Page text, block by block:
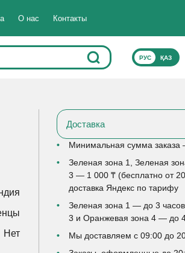
О нас Контакты
ВЫБЕРИТЕ ЯЗЫК
РУС
ҚАЗ
Нет
Доставка
Минимальная сумма
Зеленая зона 1, Зеленая
3 — 1 000 ₸ (бесплатно от
доставка Яндекс по тарифу
Зеленая зона 1 — до 3
3 и Оранжевая зона 4 — до
Мы доставляем с 09:00 до